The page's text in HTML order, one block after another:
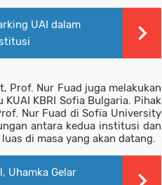
UAI dalam
Prof. Nur Fuad juga melakukan
KUAI KBRI SofiaBulgaria. Pihak
Nur Fuad di Sofia University
antara kedua institusi dan
di masa yang akan datang.
Uhamka Gelar